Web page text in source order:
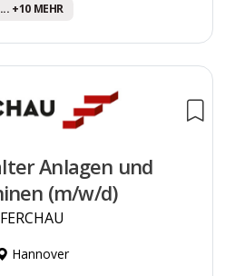
... +10 MEHR
Anlagen und
(m/w/d)
FERCHAU
Hannover